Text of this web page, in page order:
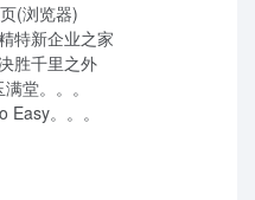
(浏览器)
特新企业之家
胜千里之外
堂。。。
Easy。。。